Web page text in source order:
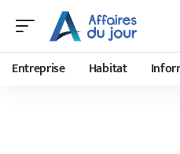
Entreprise Habitat